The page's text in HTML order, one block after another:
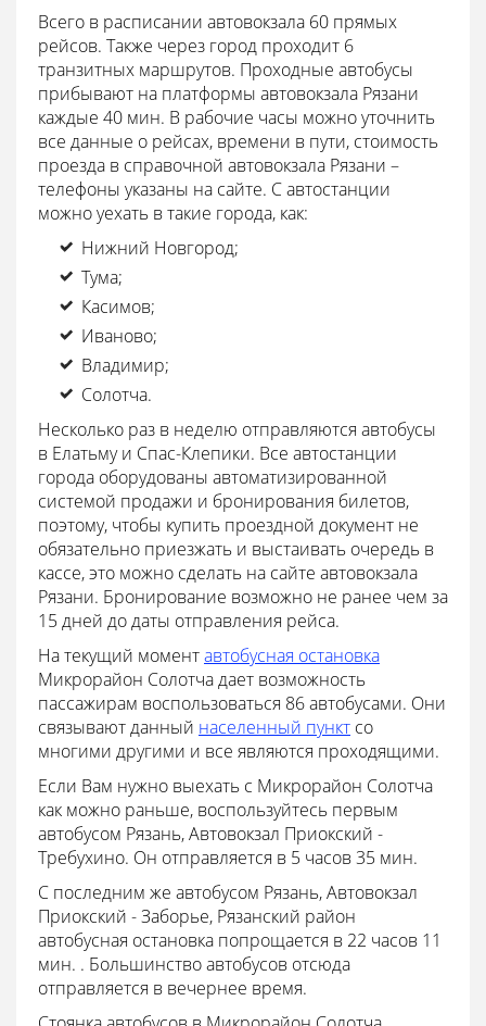
Всего в расписании автовокзала 60 прямых
рейсов. Также через город проходит 6
транзитных маршрутов. Проходные автобусы
прибывают на платформы автовокзала Рязани
каждые 40 мин. В рабочие часы можно уточнить
все данные о рейсах, времени в пути, стоимость
проезда в справочной автовокзала Рязани –
телефоны указаны на сайте. С автостанции
можно уехать в такие города, как:
Нижний Новгород;
Тума;
Касимов;
Иваново;
Владимир;
Солотча.
Несколько раз в неделю отправляются автобусы
в Елатьму и Спас-Клепики. Все автостанции
города оборудованы автоматизированной
системой продажи и бронирования билетов,
поэтому, чтобы купить проездной документ не
обязательно приезжать и выстаивать очередь в
кассе, это можно сделать на сайте автовокзала
Рязани. Бронирование возможно не ранее чем за
15 дней до даты отправления рейса.
На текущий моментавтобусная остановка
Микрорайон Солотча дает возможность
пассажирам воспользоваться 86 автобусами. Они
связывают данный населенный пункт со
многими другими и все являются проходящими.
Если Вам нужно выехать с Микрорайон Солотча
как можно раньше, воспользуйтесь первым
автобусом Рязань, Автовокзал Приокский -
Требухино. Он отправляется в 5 часов 35 мин.
С последним же автобусом Рязань, Автовокзал
Приокский - Заборье, Рязанский район
автобусная остановка попрощается в 22 часов 11
мин. . Большинство автобусов отсюда
отправляется в вечернее время.